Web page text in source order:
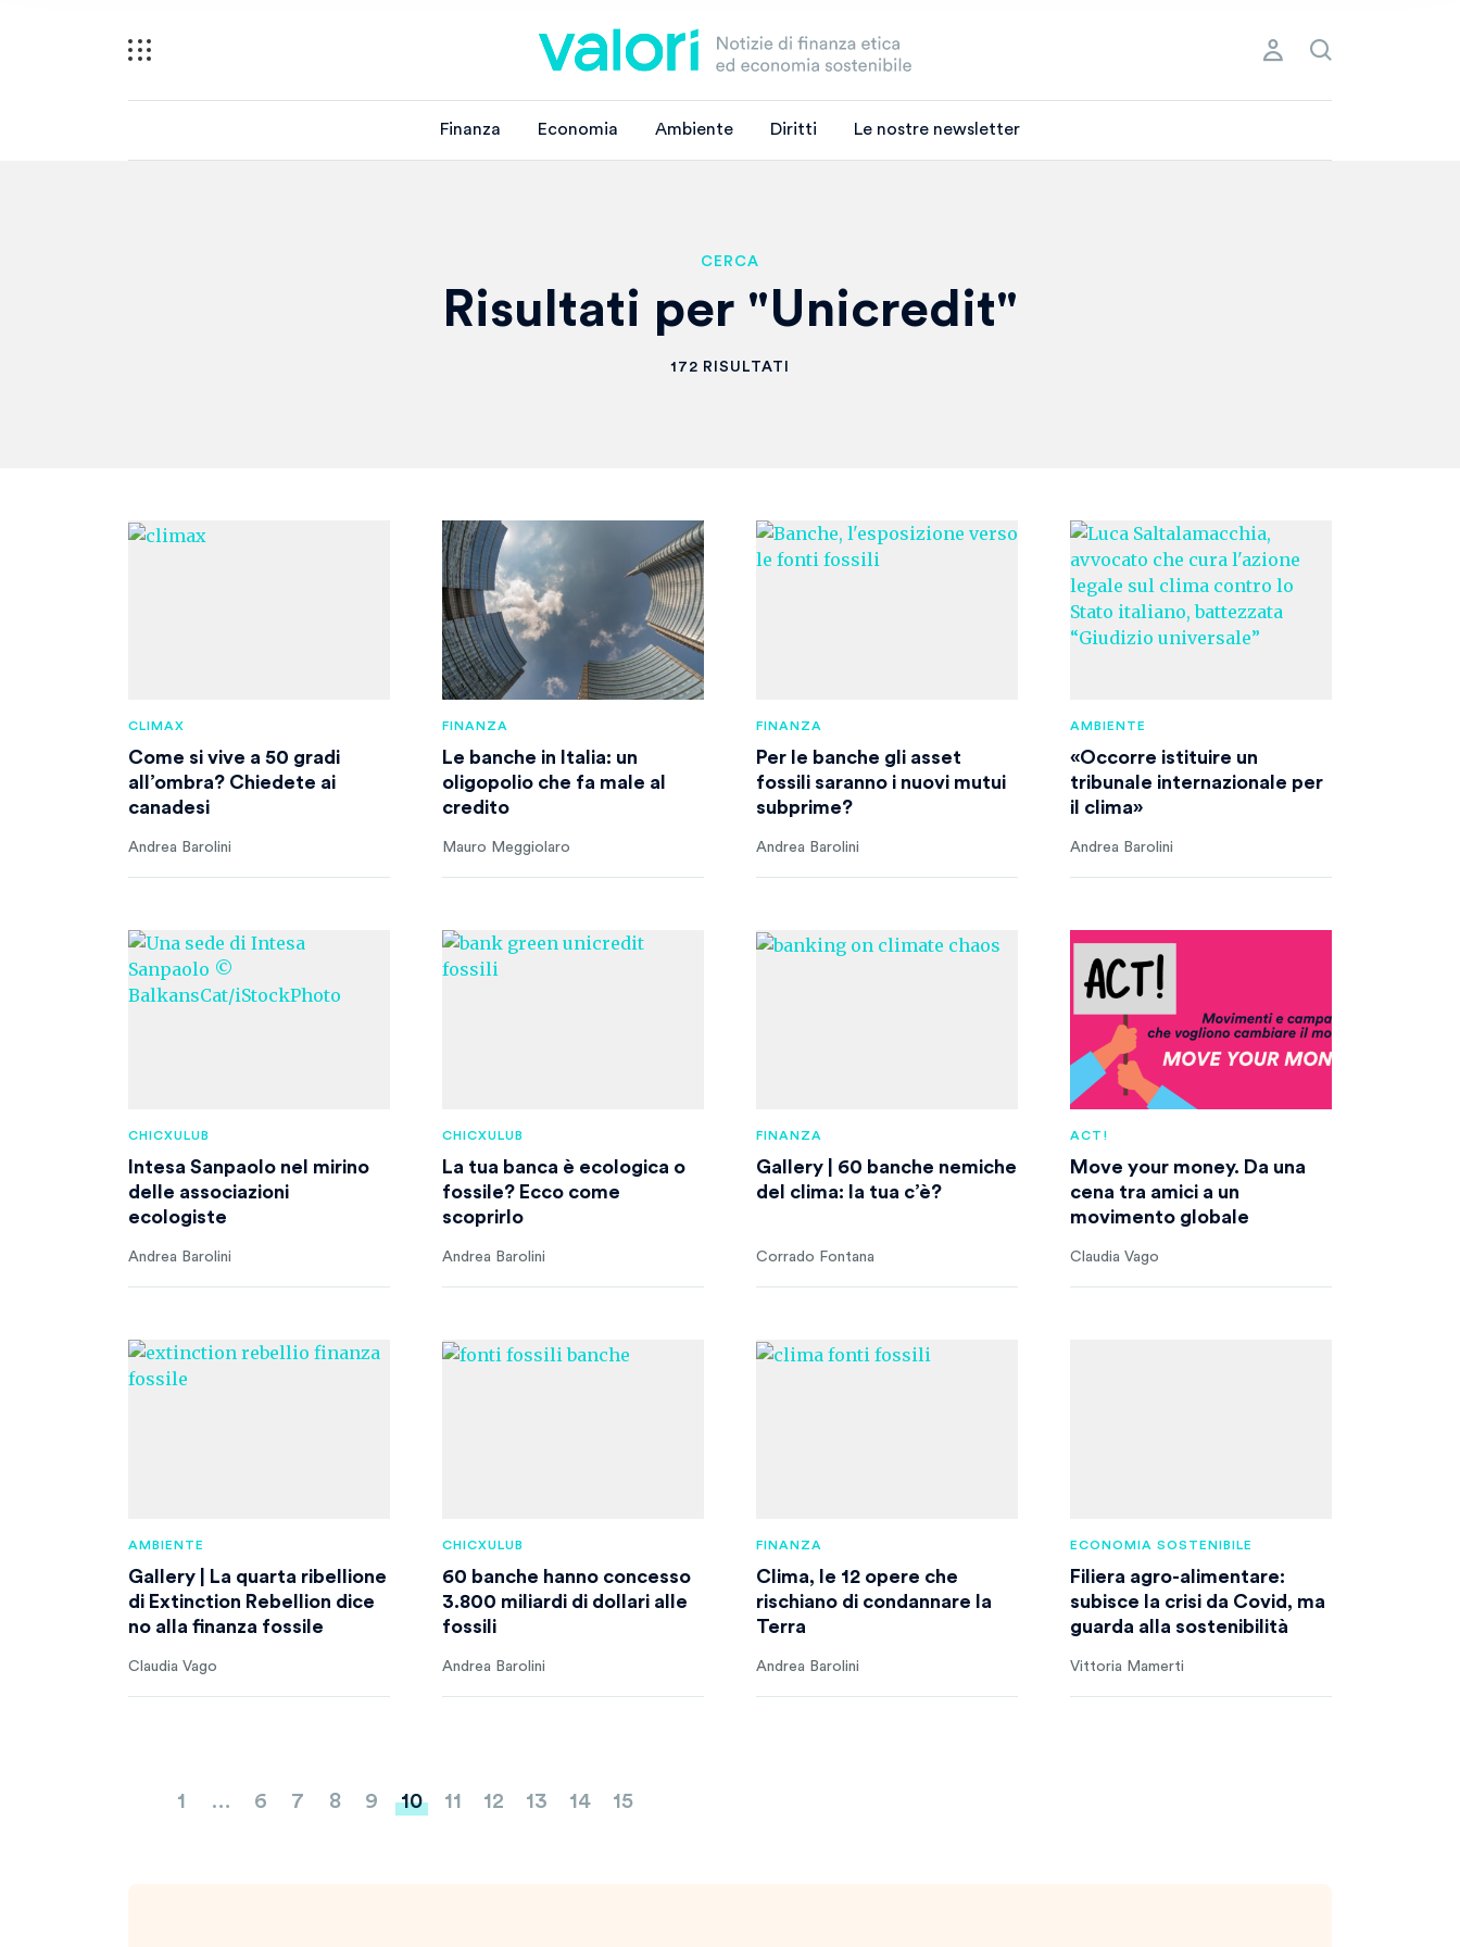
Finanza Economia Ambiente Diritti Le nostre newsletter
CERCA
Risultati per "Unicredit"
172 RISULTATI
CLIMAX
Come si vive a 50 gradi
all’ombra? Chiedete ai
canadesi
Andrea Barolini
FINANZA
Le banche in Italia: un
oligopolio che fa male al
credito
Mauro Meggiolaro
FINANZA
Per le banche gli asset
fossili saranno i nuovi mutui
subprime?
Andrea Barolini
AMBIENTE
«Occorre istituire un
tribunale internazionale per
il clima»
Andrea Barolini
CHICXULUB
Intesa Sanpaolo nel mirino
delle associazioni
ecologiste
Andrea Barolini
CHICXULUB
La tua banca è ecologica o
fossile? Ecco come
scoprirlo
Andrea Barolini
FINANZA
Gallery | 60 banche nemiche
del clima: la tua c’è?
Corrado Fontana
ACT!
Move your money. Da una
cena tra amici a un
movimento globale
Claudia Vago
AMBIENTE
Gallery | La quarta ribellione
di Extinction Rebellion dice
no alla finanza fossile
Claudia Vago
CHICXULUB
60 banche hanno concesso
3.800 miliardi di dollari alle
fossili
Andrea Barolini
FINANZA
Clima, le 12 opere che
rischiano di condannare la
Terra
Andrea Barolini
ECONOMIA SOSTENIBILE
Filiera agro-alimentare:
subisce la crisi da Covid, ma
guarda alla sostenibilità
Vittoria Mamerti
Paginazione
1 … 6 7 8 9 10 11 12 13 14 15